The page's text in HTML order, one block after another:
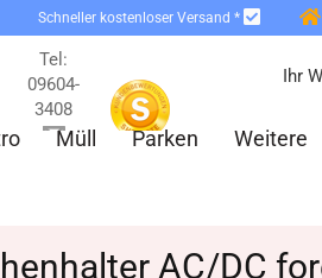
Schneller kostenloser Versand *
Tel:
09604-
3408
Ihr
Müll Parken Weitere
AC/DC